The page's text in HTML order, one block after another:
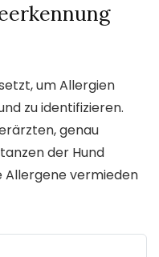
um Allergien
zu identifizieren.
genau
der Hund
vermieden